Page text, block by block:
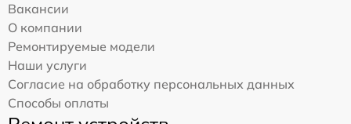
Вакансии
О компании
Ремонтируемые модели
Наши услуги
Согласие на обработку персональных данных
Способы оплаты